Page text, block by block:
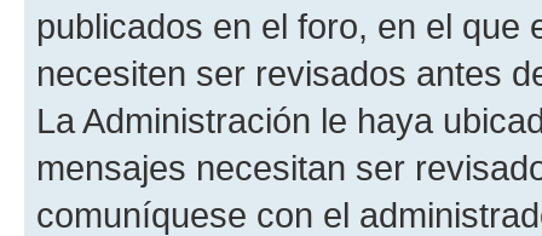
publicados en el foro, en el que
necesiten ser revisados antes
La Administración le haya
mensajes necesitan ser
comuníquese con el